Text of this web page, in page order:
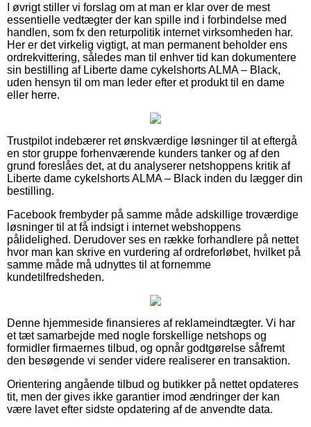
I øvrigt stiller vi forslag om at man er klar over de mest
essentielle vedtægter der kan spille ind i forbindelse med
handlen, som fx den returpolitik internet virksomheden har.
Her er det virkelig vigtigt, at man permanent beholder ens
ordrekvittering, således man til enhver tid kan dokumentere
sin bestilling af Liberte dame cykelshorts ALMA – Black,
uden hensyn til om man leder efter et produkt til en dame
eller herre.
Trustpilot indebærer ret ønskværdige løsninger til at eftergå
en stor gruppe forhenværende kunders tanker og af den
grund foreslåes det, at du analyserer netshoppens kritik af
Liberte dame cykelshorts ALMA – Black inden du lægger din
bestilling.
Facebook frembyder på samme måde adskillige troværdige
løsninger til at få indsigt i internet webshoppens
pålidelighed. Derudover ses en række forhandlere på nettet
hvor man kan skrive en vurdering af ordreforløbet, hvilket på
samme måde må udnyttes til at fornemme
kundetilfredsheden.
Denne hjemmeside finansieres af reklameindtægter. Vi har
et tæt samarbejde med nogle forskellige netshops og
formidler firmaernes tilbud, og opnår godtgørelse såfremt
den besøgende vi sender videre realiserer en transaktion.
Orientering angående tilbud og butikker på nettet opdateres
tit, men der gives ikke garantier imod ændringer der kan
være lavet efter sidste opdatering af de anvendte data.